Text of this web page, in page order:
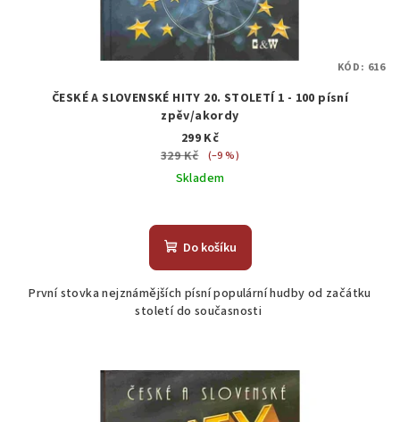
ČESKÉ A SLOVENSKÉ HITY 20. STOLETÍ 1 - 100 písní
zpěv/akordy
299 Kč
329 Kč
(–9 %)
Skladem
Do košíku
První stovka nejznámějších písní populární hudby od začátku
století do současnosti
KÓD: 616